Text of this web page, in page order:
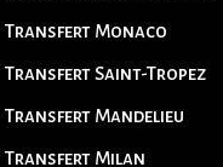
Transfert Monaco
Transfert Saint-Tropez
Transfert Mandelieu
Transfert Milan